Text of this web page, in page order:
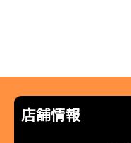
店舗情報